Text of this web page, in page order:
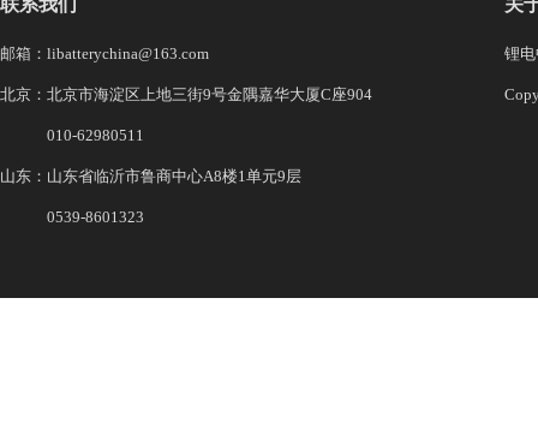
联系我们
邮箱：libatterychina@163.com
北京：北京市海淀区上地三街9号金隅嘉华大厦C座904
010-62980511
山东：山东省临沂市鲁商中心A8楼1单元9层
0539-8601323
关
锂